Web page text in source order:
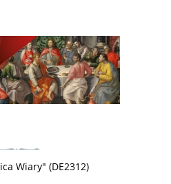
Wiary" (DE2312)